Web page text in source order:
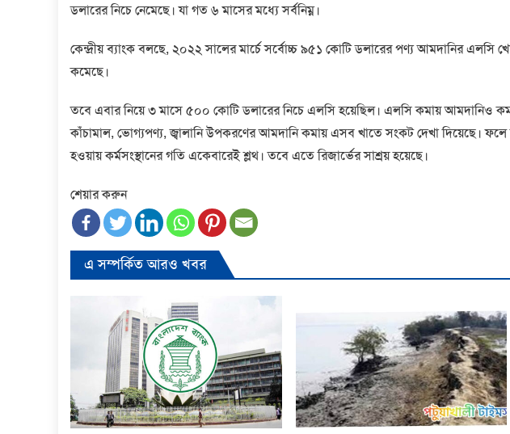
ডলারের নিচে নেমেছে। যা গত ৬ মাসের মধ্যে সর্বনিম্ন।
কেন্দ্রীয় ব্যাংক বলছে, ২০২২ সালের মার্চে সর্বোচ্চ ৯৫১ কোটি ডলারের পণ্য আমদানির
কমেছে।
তবে এবার নিয়ে ৩ মাসে ৫০০ কোটি ডলারের নিচে এলসি হয়েছিল। এলসি কমায় আমদানিও কম
কাঁচামাল, ভোগ্যপণ্য, জ্বালানি উপকরণের আমদানি কমায় এসব খাতে সংকট দেখা দিয়েছে।
হওয়ায় কর্মসংস্থানের গতি একেবারেই শ্লথ। তবে এতে রিজার্ভের সাশ্রয় হয়েছে।
শেয়ার করুন
এ সম্পর্কিত আরও খবর